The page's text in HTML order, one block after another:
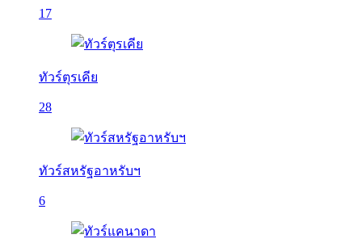
17
ทัวร์ตุรเคีย
28
ทัวร์สหรัฐอาหรับฯ
6